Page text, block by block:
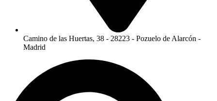
Camino de las Huertas, 38 - 28223 - Pozuelo de Alarcón -
Madrid